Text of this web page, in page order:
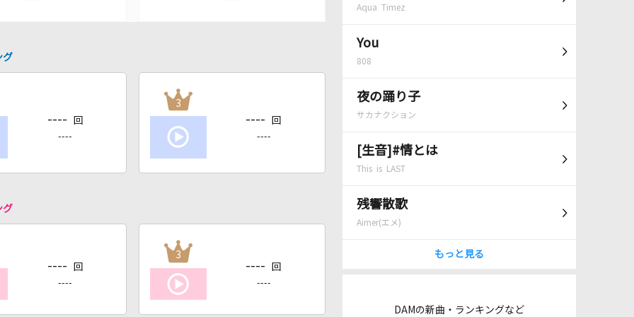
Aqua Timez
You
808
夜の踊り子
サカナクション
[生音]#情とは
This is LAST
残響散歌
Aimer(エメ)
もっと見る
DAMの新曲・ランキングなど
グ
---- 回
----
3
---- 回
----
グ
---- 回
----
3
---- 回
----